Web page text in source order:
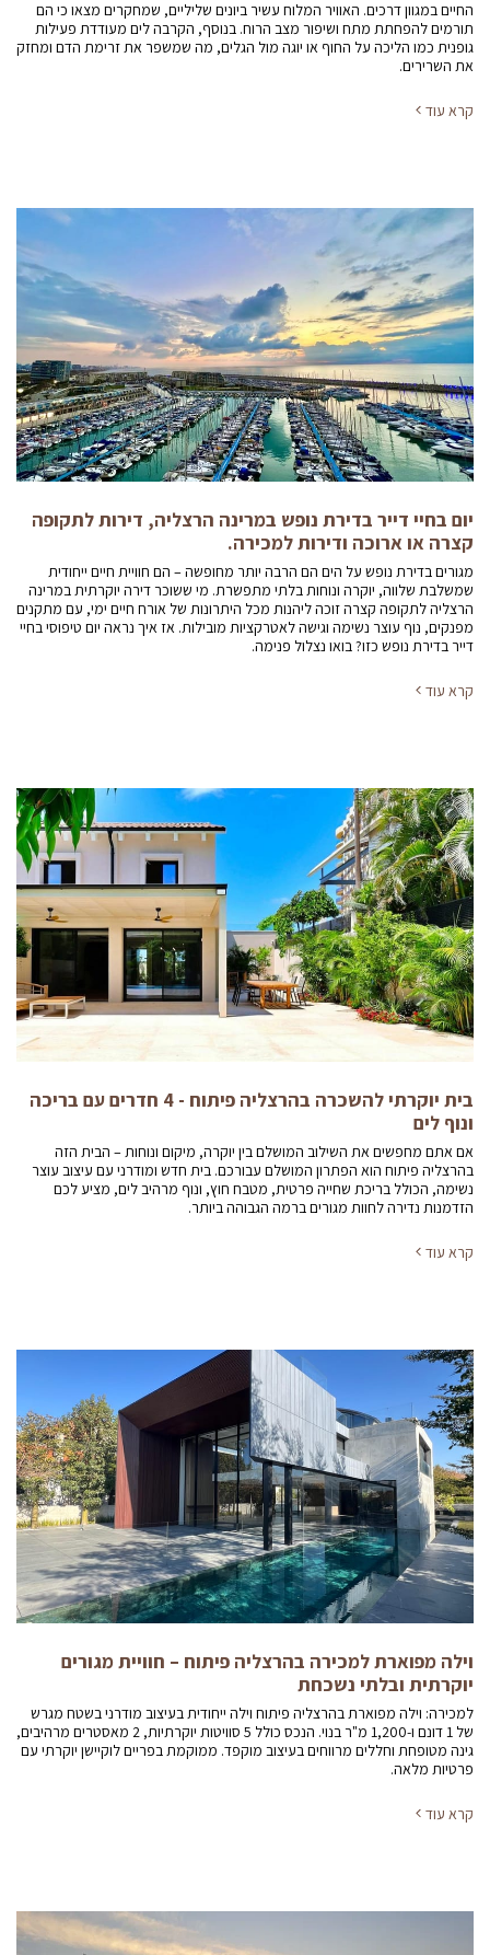
החיים במגוון דרכים. האוויר המלוח עשיר ביונים שליליים, שמחקרים מצאו כי הם
תורמים להפחתת מתח ושיפור מצב הרוח. בנוסף, הקרבה לים מעודדת פעילות
גופנית כמו הליכה על החוף או יוגה מול הגלים, מה שמשפר את זרימת הדם ומחזק
את השרירים.
קרא עוד
יום בחיי דייר בדירת נופש במרינה הרצליה, דירות לתקופה
קצרה או ארוכה ודירות למכירה.
מגורים בדירת נופש על הים הם הרבה יותר מחופשה – הם חוויית חיים ייחודית
שמשלבת שלווה, יוקרה ונוחות בלתי מתפשרת. מי ששוכר דירה יוקרתית במרינה
הרצליה לתקופה קצרה זוכה ליהנות מכל היתרונות של אורח חיים ימי, עם מתקנים
מפנקים, נוף עוצר נשימה וגישה לאטרקציות מובילות. אז איך נראה יום טיפוסי בחיי
דייר בדירת נופש כזו? בואו נצלול פנימה.
קרא עוד
בית יוקרתי להשכרה בהרצליה פיתוח - 4 חדרים עם בריכה
ונוף לים
אם אתם מחפשים את השילוב המושלם בין יוקרה, מיקום ונוחות – הבית הזה
בהרצליה פיתוח הוא הפתרון המושלם עבורכם. בית חדש ומודרני עם עיצוב עוצר
נשימה, הכולל בריכת שחייה פרטית, מטבח חוץ, ונוף מרהיב לים, מציע לכם
הזדמנות נדירה לחוות מגורים ברמה הגבוהה ביותר.
קרא עוד
וילה מפוארת למכירה בהרצליה פיתוח – חוויית מגורים
יוקרתית ובלתי נשכחת
למכירה: וילה מפוארת בהרצליה פיתוח וילה ייחודית בעיצוב מודרני בשטח מגרש
של 1 דונם ו-1,200 מ"ר בנוי. הנכס כולל 5 סוויטות יוקרתיות, 2 מאסטרים מרהיבים,
גינה מטופחת וחללים מרווחים בעיצוב מוקפד. ממוקמת בפריים לוקיישן יוקרתי עם
פרטיות מלאה.
קרא עוד